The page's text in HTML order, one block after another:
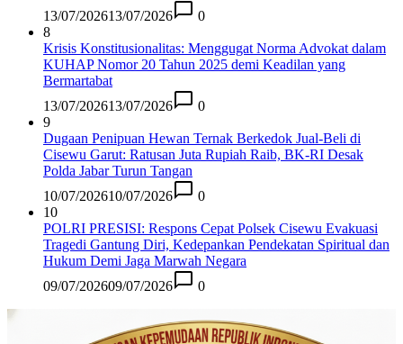
13/07/202613/07/2026
0
8
Krisis Konstitusionalitas: Menggugat Norma Advokat dalam
KUHAP Nomor 20 Tahun 2025 demi Keadilan yang
Bermartabat
13/07/202613/07/2026
0
9
Dugaan Penipuan Hewan Ternak Berkedok Jual-Beli di
Cisewu Garut: Ratusan Juta Rupiah Raib, BK-RI Desak
Polda Jabar Turun Tangan
10/07/202610/07/2026
0
10
POLRI PRESISI: Respons Cepat Polsek Cisewu Evakuasi
Tragedi Gantung Diri, Kedepankan Pendekatan Spiritual dan
Hukum Demi Jaga Marwah Negara
09/07/202609/07/2026 0